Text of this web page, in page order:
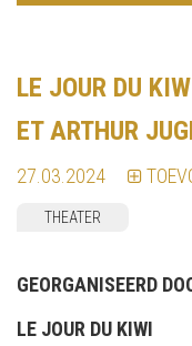
LE JOUR DU
ET ARTHUR
27.03.2024
THEATER
GEORGANISEERD
LE JOUR DU KIWI